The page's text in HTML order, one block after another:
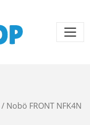
/ Nobö FRONT NFK4N